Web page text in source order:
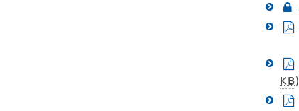
KB)